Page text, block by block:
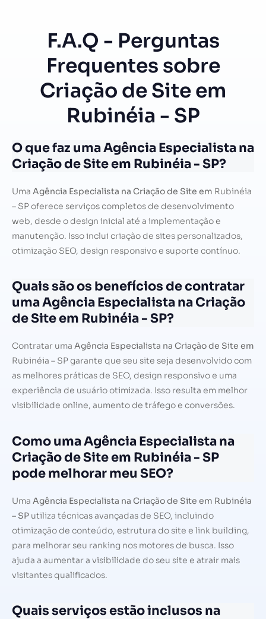
F.A.Q - Perguntas
Frequentes sobre
Criação de Site em
Rubinéia - SP
O que faz uma Agência Especialista na
Criação de Site em Rubinéia - SP?
Uma Agência Especialista na Criação de Site em Rubinéia
– SP oferece serviços completos de desenvolvimento
web, desde o design inicial até a implementação e
manutenção. Isso inclui criação de sites personalizados,
otimização SEO, design responsivo e suporte contínuo.
Quais são os benefícios de contratar
uma Agência Especialista na Criação
de Site em Rubinéia - SP?
Contratar uma Agência Especialista na Criação de Site em
Rubinéia – SP garante que seu site seja desenvolvido com
as melhores práticas de SEO, design responsivo e uma
experiência de usuário otimizada. Isso resulta em melhor
visibilidade online, aumento de tráfego e conversões.
Como uma Agência Especialista na
Criação de Site em Rubinéia - SP
pode melhorar meu SEO?
Uma Agência Especialista na Criação de Site em Rubinéia
– SP utiliza técnicas avançadas de SEO, incluindo
otimização de conteúdo, estrutura do site e link building,
para melhorar seu ranking nos motores de busca. Isso
ajuda a aumentar a visibilidade do seu site e atrair mais
visitantes qualificados.
Quais serviços estão inclusos na